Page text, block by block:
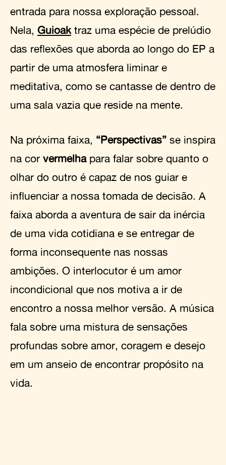
entrada para nossa exploração pessoal.
Nela, Guioak traz uma espécie de prelúdio
das reflexões que aborda ao longo do EP a
partir de uma atmosfera liminar e
meditativa, como se cantasse de dentro de
uma sala vazia que reside na mente.
Na próxima faixa, “Perspectivas” se inspira
na cor vermelha para falar sobre quanto o
olhar do outro é capaz de nos guiar e
influenciar a nossa tomada de decisão. A
faixa aborda a aventura de sair da inércia
de uma vida cotidiana e se entregar de
forma inconsequente nas nossas
ambições. O interlocutor é um amor
incondicional que nos motiva a ir de
encontro a nossa melhor versão. A música
fala sobre uma mistura de sensações
profundas sobre amor, coragem e desejo
em um anseio de encontrar propósito na
vida.